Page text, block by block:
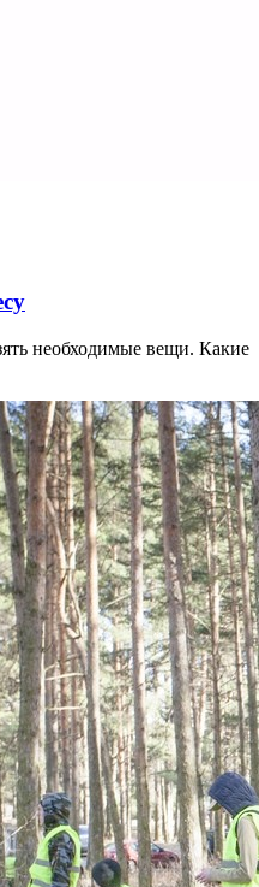
необходимые вещи. Какие